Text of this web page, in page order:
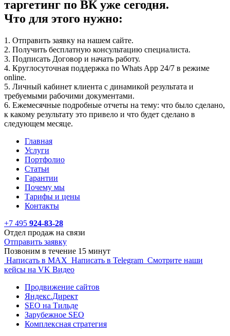
таргетинг по ВК уже сегодня.
Что для этого нужно:
1. Отправить заявку на нашем сайте.
2. Получить бесплатную консультацию специалиста.
3. Подписать Договор и начать работу.
4. Круглосуточная поддержка по Whats App 24/7 в режиме
online.
5. Личный кабинет клиента с динамикой результата и
требуемыми рабочими документами.
6. Ежемесячные подробные отчеты на тему: что было сделано,
к какому результату это привело и что будет сделано в
следующем месяце.
Главная
Услуги
Портфолио
Статьи
Гарантии
Почему мы
Тарифы и цены
Контакты
+7 495 924-83-28
Отдел продаж на связи
Отправить заявку
Позвоним в течение 15 минут
Написать в MAX Написать в Telegram Смотрите наши
кейсы на VK Видео
Продвижение сайтов
Яндекс.Директ
SEO на Тильде
Зарубежное SEO
Комплексная стратегия